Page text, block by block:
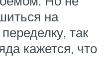
на
так
кажется, что